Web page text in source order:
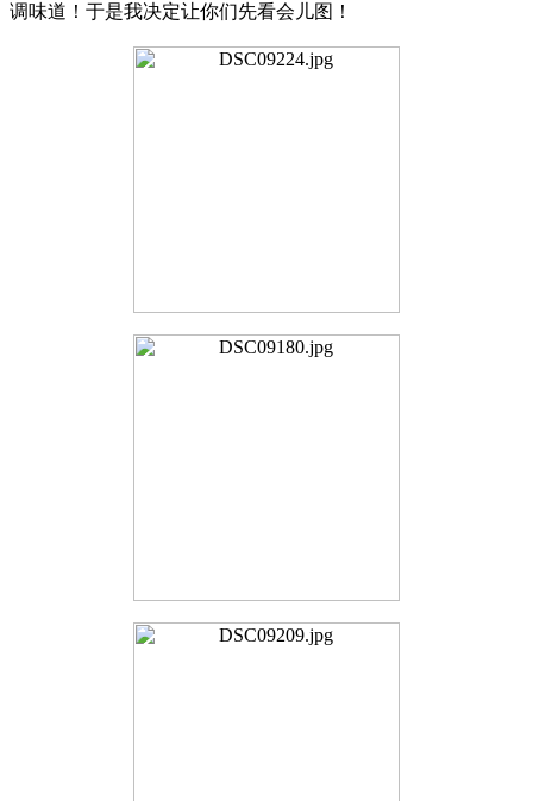
调味道！于是我决定让你们先看会儿图！